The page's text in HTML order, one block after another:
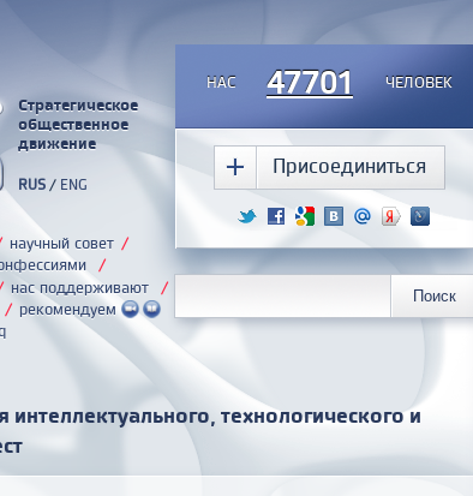
Стратегическое
общественное
движение
RUS/ ENG
НАС 47701 ЧЕЛОВЕК
Присоединиться
научный совет /
/
нас поддерживают /
/ рекомендуем
технологического и